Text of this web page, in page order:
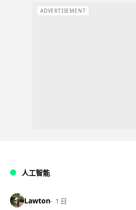
ADVERTISEMENT
人工智能
Lawton 1 日